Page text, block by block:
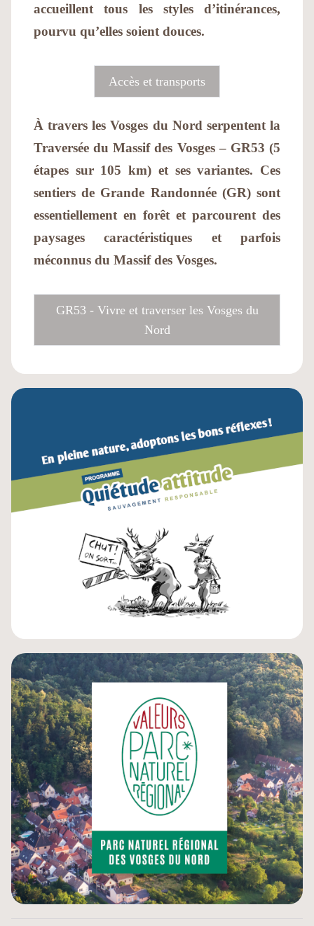
accueillent tous les styles d’itinérances,
pourvu qu’elles soient douces.
Accès et transports
À travers les Vosges du Nord serpentent la
Traversée du Massif des Vosges – GR53 (5
étapes sur 105 km) et ses variantes. Ces
sentiers de Grande Randonnée (GR) sont
essentiellement en forêt et parcourent des
paysages caractéristiques et parfois
méconnus du Massif des Vosges.
GR53 - Vivre et traverser les Vosges du
Nord